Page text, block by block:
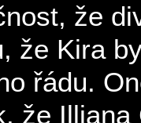
že
že Kira
řádu.
že